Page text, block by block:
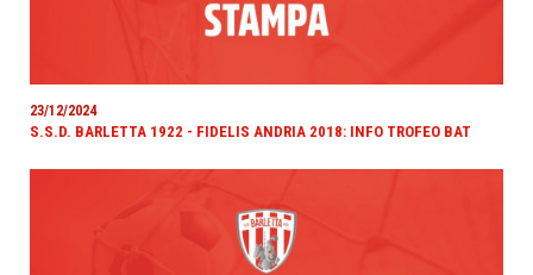
23/12/2024
S.S.D. BARLETTA 1922 - FIDELIS ANDRIA 2018: INFO TROFEO BAT